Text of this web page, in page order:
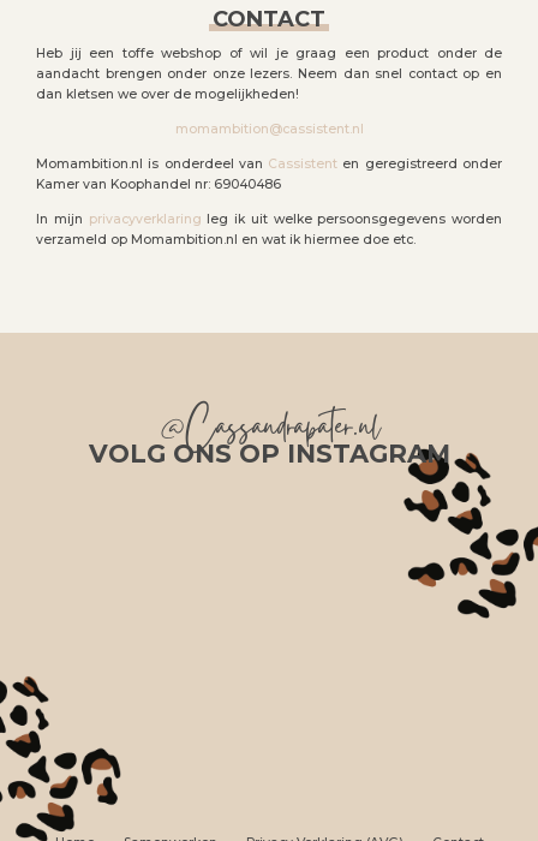
CONTACT
Heb jij een toffe webshop of wil je graag een product onder de
aandacht brengen onder onze lezers. Neem dan snel contact op en
dan kletsen we over de mogelijkheden!
momambition@cassistent.nl
Momambition.nl is onderdeel van Cassistent en geregistreerd onder
Kamer van Koophandel nr: 69040486
In mijn privacyverklaring leg ik uit welke persoonsgegevens worden
verzameld op Momambition.nl en wat ik hiermee doe etc.
@Cassandrapater.nl
VOLG ONS OP INSTAGRAM